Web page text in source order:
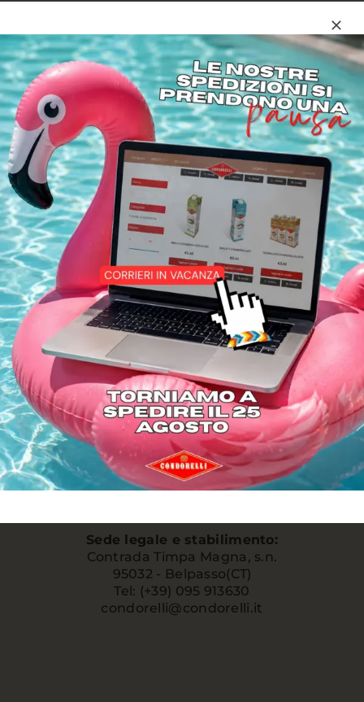
nuova password verrà inviato
al tuo indirizzo email.
I tuoi dati personali verranno
utilizzati per supportare la tua
esperienza su questo sito web,
per gestire l'accesso al tuo
account e per altri scopi
descritti nella nostra
privacy
policy
Registrati
Sede legale e stabilimento:
Contrada Timpa Magna, s.n.
95032 - Belpasso(CT)
Tel: (+39) 095 913630
condorelli@condorelli.it